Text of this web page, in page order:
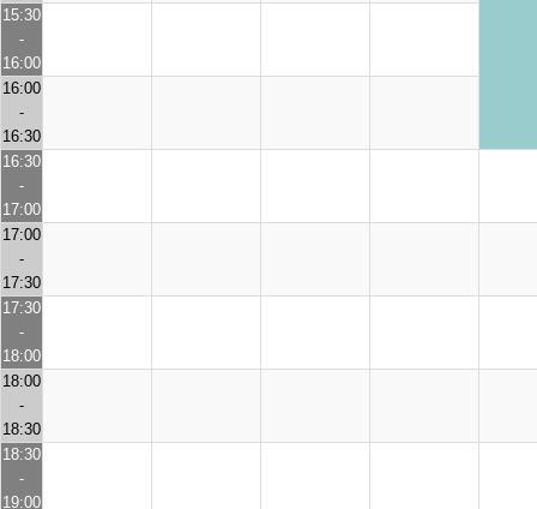
15:30
-
16:00
16:00
-
16:30
16:30
-
17:00
17:00
-
17:30
17:30
-
18:00
18:00
-
18:30
18:30
-
19:00